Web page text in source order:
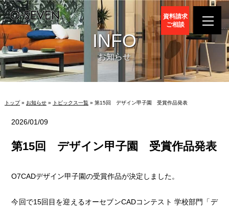
資料請求
ご相談
INFO
お知らせ
トップ» お知らせ» トピックス一覧» 第15回 デザイン甲子園 受賞作品発表
2026/01/09
第15回 デザイン甲子園 受賞作品発表
O7CADデザイン甲子園の受賞作品が決定しました。
今回で15回目を迎えるオーセブンCADコンテスト 学校部門「デ